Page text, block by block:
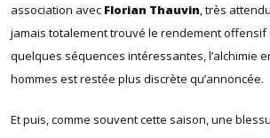
association avec Florian Thauvin , très
jamais totalement trouvé le rendement offensif
quelques séquences intéressantes, l’alchimie
hommes est restée plus discrète qu’annoncée.
Et puis, comme souvent cette saison, une